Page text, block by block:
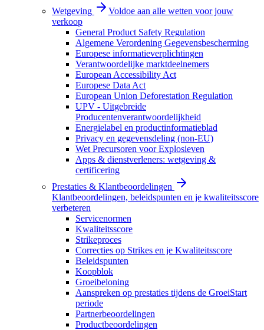
Wetgeving
Voldoe aan alle wetten voor jouw
verkoop
General Product Safety Regulation
Algemene Verordening Gegevensbescherming
Europese informatieverplichtingen
Verantwoordelijke marktdeelnemers
European Accessibility Act
Europese Data Act
European Union Deforestation Regulation
UPV - Uitgebreide
Producentenverantwoordelijkheid
Energielabel en productinformatieblad
Privacy en gegevensdeling (non-EU)
Wet Precursoren voor Explosieven
Apps & dienstverleners: wetgeving &
certificering
Prestaties & Klantbeoordelingen
Klantbeoordelingen, beleidspunten en je kwaliteitsscore
verbeteren
Servicenormen
Kwaliteitsscore
Strikeproces
Correcties op Strikes en je Kwaliteitsscore
Beleidspunten
Koopblok
Groeibeloning
Aanspreken op prestaties tijdens de GroeiStart
periode
Partnerbeoordelingen
Productbeoordelingen